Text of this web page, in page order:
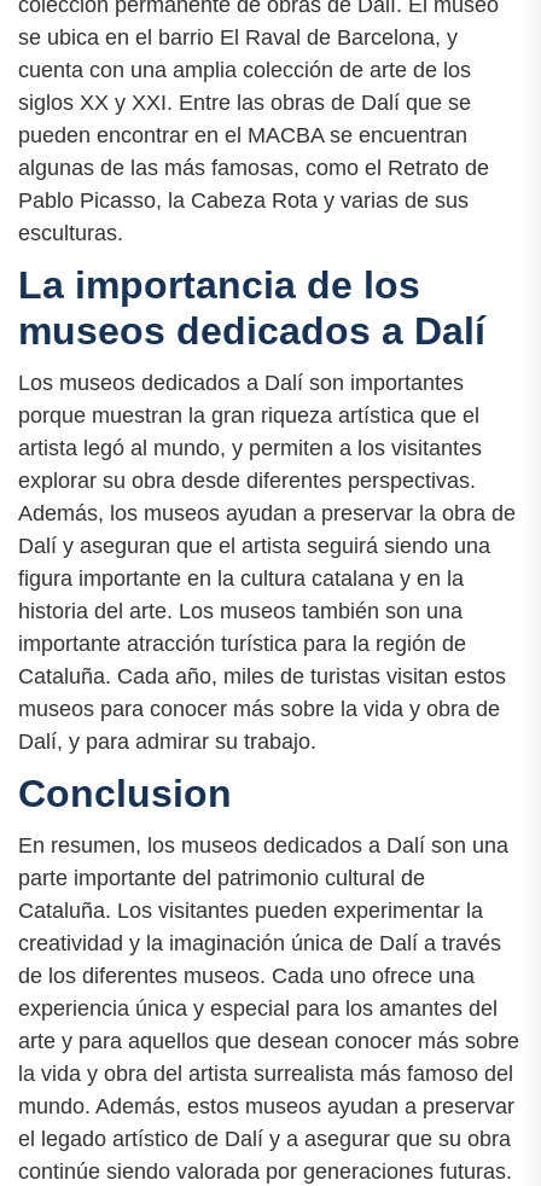
se ubica en el barrio El Raval de Barcelona, y
cuenta con una amplia colección de arte de los
siglos XX y XXI. Entre las obras de Dalí que se
pueden encontrar en el MACBA se encuentran
algunas de las más famosas, como el Retrato de
Pablo Picasso, la Cabeza Rota y varias de sus
esculturas.
La importancia de los
museos dedicados a Dalí
Los museos dedicados a Dalí son importantes
porque muestran la gran riqueza artística que el
artista legó al mundo, y permiten a los visitantes
explorar su obra desde diferentes perspectivas.
Además, los museos ayudan a preservar la obra de
Dalí y aseguran que el artista seguirá siendo una
figura importante en la cultura catalana y en la
historia del arte. Los museos también son una
importante atracción turística para la región de
Cataluña. Cada año, miles de turistas visitan estos
museos para conocer más sobre la vida y obra de
Dalí, y para admirar su trabajo.
Conclusion
En resumen, los museos dedicados a Dalí son una
parte importante del patrimonio cultural de
Cataluña. Los visitantes pueden experimentar la
creatividad y la imaginación única de Dalí a través
de los diferentes museos. Cada uno ofrece una
experiencia única y especial para los amantes del
arte y para aquellos que desean conocer más sobre
la vida y obra del artista surrealista más famoso del
mundo. Además, estos museos ayudan a preservar
el legado artístico de Dalí y a asegurar que su obra
continúe siendo valorada por generaciones futuras.